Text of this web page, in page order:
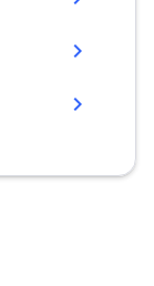
chevron_right
chevron_right